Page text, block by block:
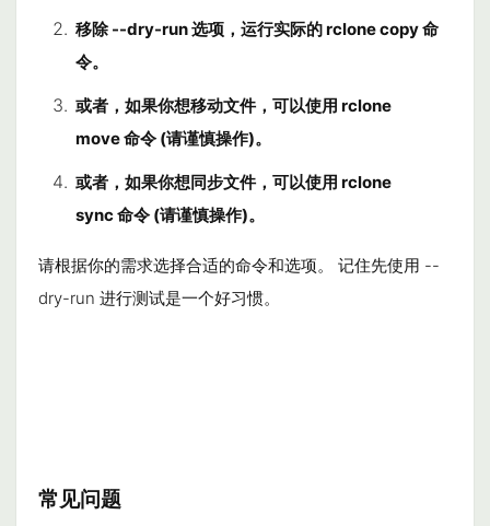
移除 --dry-run选项，运行实际的rclone copy命
令。
或者，如果你想移动文件，可以使用 rclone
move命令 (请谨慎操作)。
或者，如果你想同步文件，可以使用 rclone
sync命令 (请谨慎操作)。
请根据你的需求选择合适的命令和选项。 记住先使用 --
dry-run 进行测试是一个好习惯。
常见问题